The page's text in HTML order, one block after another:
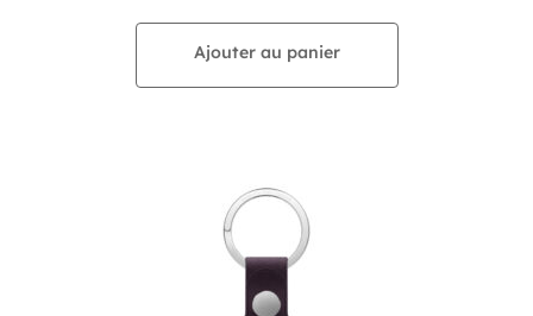
Ajouter au panier